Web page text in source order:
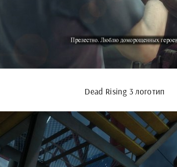
Dead Rising 3 логотип